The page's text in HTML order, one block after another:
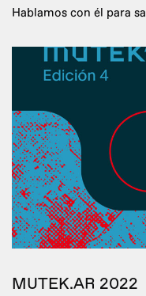
Hablamos con él para
MUTEK.AR 2022